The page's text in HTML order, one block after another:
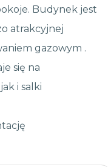
Budynek jest
atrakcyjnej
gazowym .
się na
i salki